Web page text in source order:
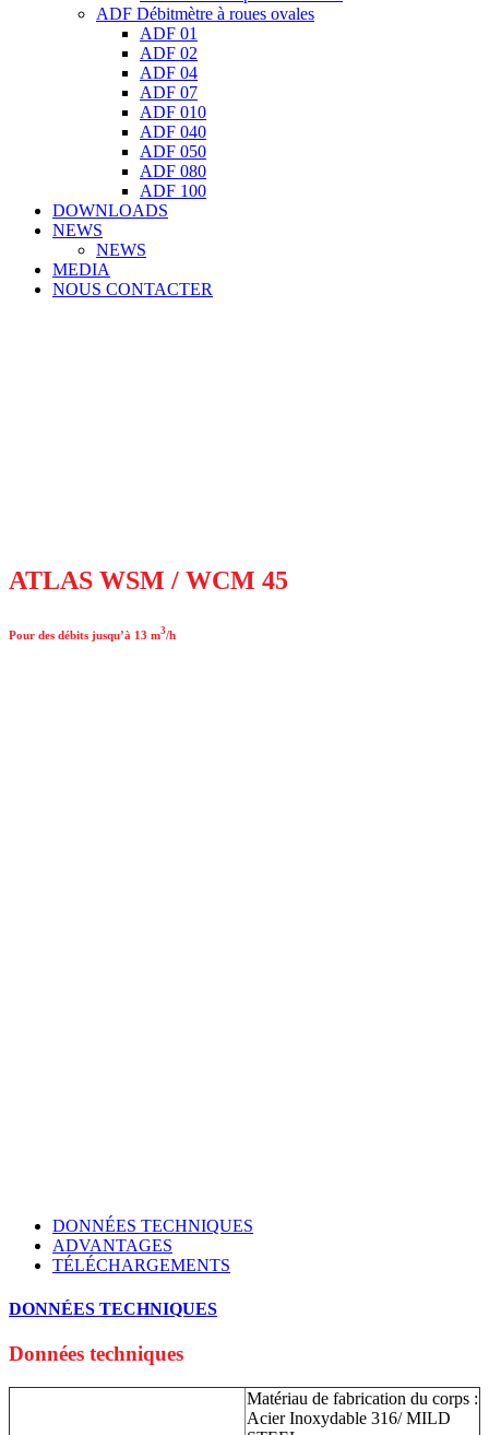
ADF Débitmètre à roues ovales
ADF 01
ADF 02
ADF 04
ADF 07
ADF 010
ADF 040
ADF 050
ADF 080
ADF 100
DOWNLOADS
NEWS
NEWS
MEDIA
NOUS CONTACTER
ATLAS WSM / WCM 45
Pour des débits jusqu’à 13 m3/h
DONNÉES TECHNIQUES
ADVANTAGES
TÉLÉCHARGEMENTS
DONNÉES TECHNIQUES
Données techniques
Matériau de fabrication du corps :
Acier Inoxydable 316/ MILD